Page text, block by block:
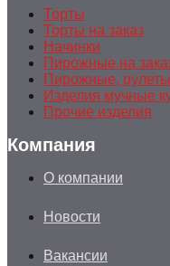
Торты
Торты на заказ
Начинки
Пирожные на
Пирожные,
Изделия мучные
Прочие изделия
Компания
О компании
Новости
Вакансии